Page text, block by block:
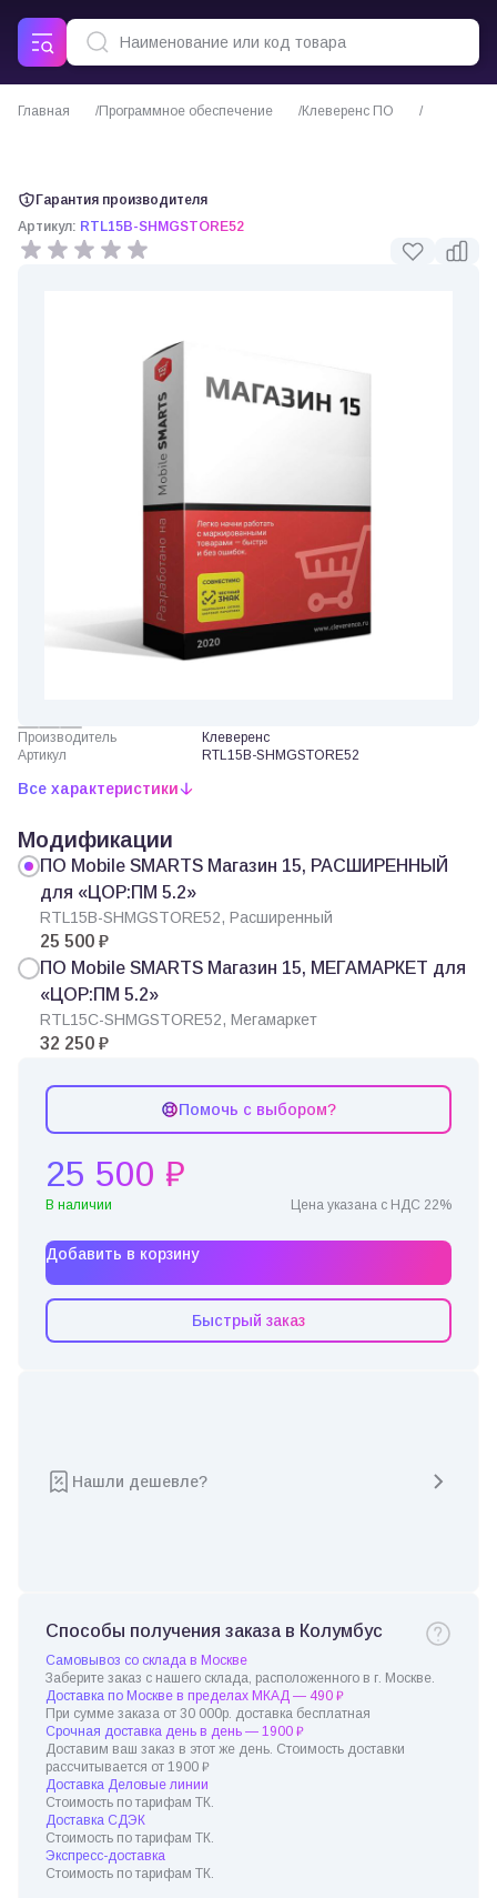
Главная Программное обеспечение
Клеверенс ПО
Гарантия производителя
Артикул: RTL15B-SHMGSTORE52
Производитель
Клеверенс
Артикул
RTL15B-SHMGSTORE52
Все характеристики
Модификации
ПО Mobile SMARTS Магазин 15, РАСШИРЕННЫЙ
для «ЦОР:ПМ 5.2»
RTL15B-SHMGSTORE52, Расширенный
25 500 ₽
ПО Mobile SMARTS Магазин 15, МЕГАМАРКЕТ для
«ЦОР:ПМ 5.2»
RTL15C-SHMGSTORE52, Мегамаркет
32 250 ₽
Помочь с выбором?
25 500 ₽
В наличии Цена указана с НДС 22%
Добавить в корзину
Быстрый заказ
Нашли дешевле?
Способы получения заказа в Колумбус
Самовывоз со склада в Москве
Заберите заказ с нашего склада, расположенного в г. Москве.
Доставка по Москве в пределах МКАД — 490 ₽
При сумме заказа от 30 000р. доставка бесплатная
Срочная доставка день в день — 1900 ₽
Доставим ваш заказ в этот же день. Стоимость доставки
рассчитывается от 1900 ₽
Доставка Деловые линии
Стоимость по тарифам ТК.
Доставка СДЭК
Стоимость по тарифам ТК.
Экспресс-доставка
Стоимость по тарифам ТК.